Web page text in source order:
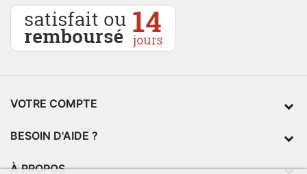
VOTRE COMPTE
BESOIN D'AIDE ?
À PROPOS